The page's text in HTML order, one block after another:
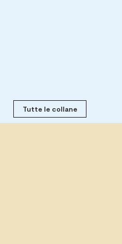
Tutte le collane